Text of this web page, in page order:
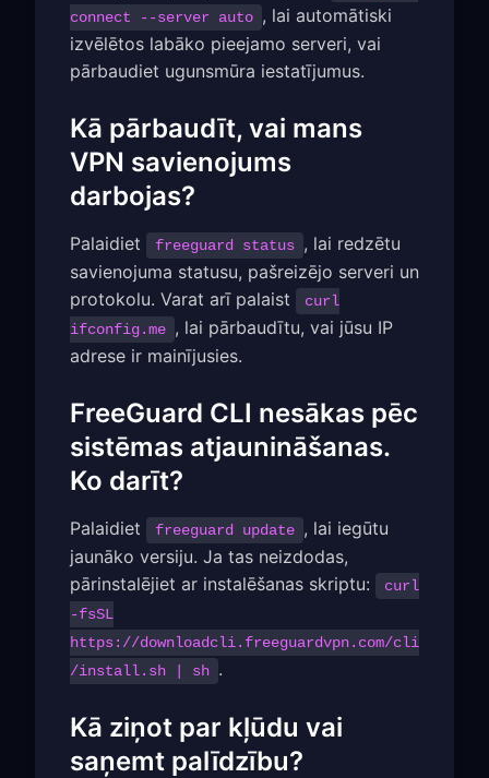
connect --server auto , lai automātiski
izvēlētos labāko pieejamo serveri, vai
pārbaudiet ugunsmūra iestatījumus.
Kā pārbaudīt, vai mans
VPN savienojums
darbojas?
Palaidiet freeguard status , lai redzētu
savienojuma statusu, pašreizējo serveri un
protokolu. Varat arī palaist
curl
ifconfig.me , lai pārbaudītu, vai jūsu IP
adrese ir mainījusies.
FreeGuard CLI nesākas pēc
sistēmas atjaunināšanas.
Ko darīt?
Palaidiet freeguard update , lai iegūtu
jaunāko versiju. Ja tas neizdodas,
pārinstalējiet ar instalēšanas skriptu:
curl
-fsSL
https://downloadcli.freeguardvpn.com/cli
/install.sh | sh .
Kā ziņot par kļūdu vai
saņemt palīdzību?